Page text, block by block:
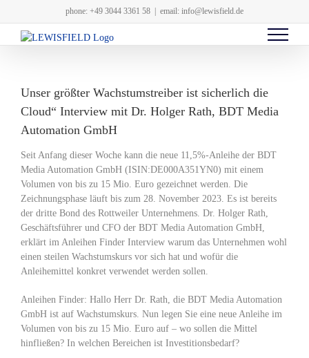
Inhalt
springen
phone: +49 3044 3361 58 email: info@lewisfield.de
Unser größter Wachstumstreiber ist sicherlich die
Cloud“ Interview mit Dr. Holger Rath, BDT Media
Automation GmbH
Seit Anfang dieser Woche kann die neue 11,5%-Anleihe der BDT
Media Automation GmbH (ISIN:DE000A351YN0) mit einem
Volumen von bis zu 15 Mio. Euro gezeichnet werden. Die
Zeichnungsphase läuft bis zum 28. November 2023. Es ist bereits
der dritte Bond des Rottweiler Unternehmens. Dr. Holger Rath,
Geschäftsführer und CFO der BDT Media Automation GmbH,
erklärt im Anleihen Finder Interview warum das Unternehmen wohl
einen steilen Wachstumskurs vor sich hat und wofür die
Anleihemittel konkret verwendet werden sollen.
Anleihen Finder: Hallo Herr Dr. Rath, die BDT Media Automation
GmbH ist auf Wachstumskurs. Nun legen Sie eine neue Anleihe im
Volumen von bis zu 15 Mio. Euro auf – wo sollen die Mittel
hinfließen? In welchen Bereichen ist Investitionsbedarf?